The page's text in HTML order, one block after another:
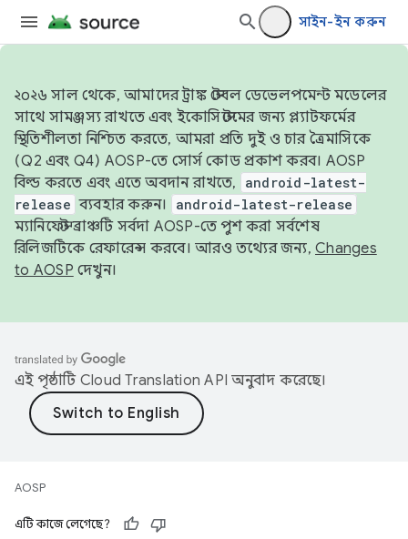
সাইন-ইন করুন
২০২৬ সাল থেকে, আমাদের ট্রাঙ্ক স্টেবল ডেভেলপমেন্ট মডেলের
সাথে সামঞ্জস্য রাখতে এবং ইকোসিস্টেমের জন্য প্ল্যাটফর্মের
স্থিতিশীলতা নিশ্চিত করতে, আমরা প্রতি দুই ও চার ত্রৈমাসিকে
(Q2 এবং Q4) AOSP-তে সোর্স কোড প্রকাশ করব। AOSP
বিল্ড করতে এবং এতে অবদান রাখতে,
android-latest-
release ব্যবহার করুন। android-latest-release
ম্যানিফেস্ট ব্রাঞ্চটি সর্বদা AOSP-তে পুশ করা সর্বশেষ
রিলিজটিকে রেফারেন্স করবে। আরও তথ্যের জন্য, Changes
to AOSP দেখুন।
এই পৃষ্ঠাটি Cloud Translation API অনুবাদ করেছে।
AOSP
এটি কাজে লেগেছে?